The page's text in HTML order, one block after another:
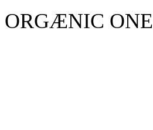
ORGÆNIC ONE